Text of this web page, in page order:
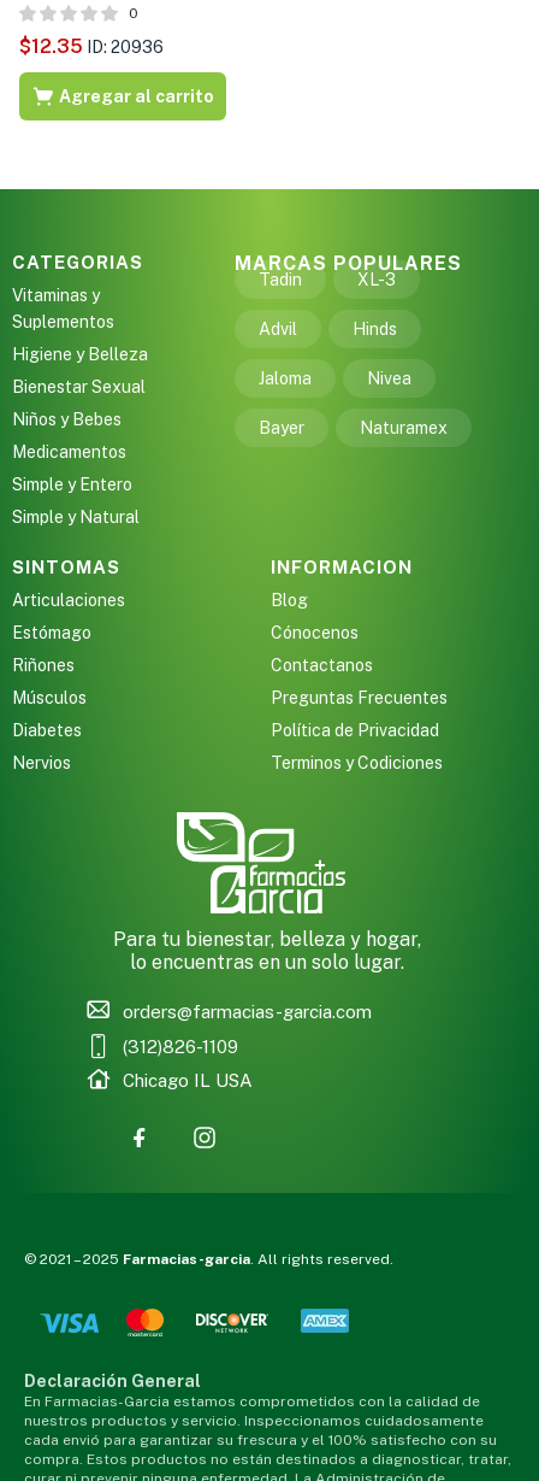
0
$12.35 ID: 20936
Agregar al carrito
CATEGORIAS
Vitaminas y
Suplementos
Higiene y Belleza
Bienestar Sexual
Niños y Bebes
Medicamentos
Simple y Entero
Simple y Natural
MARCAS POPULARES
Tadin XL-3
Advil Hinds
Jaloma Nivea
Bayer Naturamex
SINTOMAS
Articulaciones
Estómago
Riñones
Músculos
Diabetes
Nervios
INFORMACION
Blog
Cónocenos
Contactanos
Preguntas Frecuentes
Política de Privacidad
Terminos y Codiciones
Para tu bienestar, belleza y hogar,
lo encuentras en un solo lugar.
orders@farmacias-garcia.com
(312)826-1109
Chicago IL USA
© 2021 – 2025 Farmacias-garcia . All rights reserved.
Declaración General
En Farmacias-Garcia estamos comprometidos con la calidad de
nuestros productos y servicio. Inspeccionamos cuidadosamente
cada envió para garantizar su frescura y el 100% satisfecho con su
compra. Estos productos no están destinados a diagnosticar, tratar,